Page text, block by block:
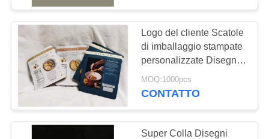
MAPPA
DEL
SITO
PRIVACY
POLICY
comunicazione uniche
Logo del cliente Scatole
di imballaggio stampate
personalizzate Disegni
personalizzati Soluzione
di imballaggio ideale per
dettaglio
MOQ:1000pcs
CONTATTO
Super Colla Disegni